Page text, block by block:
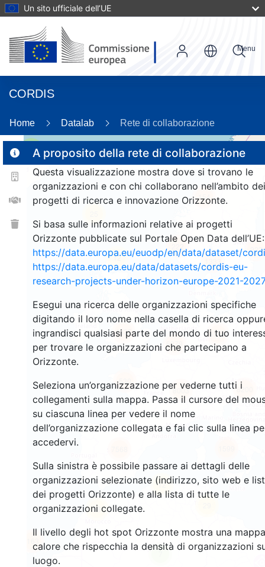
Un sito ufficiale dell’UE
CORDIS
Menu
Home Datalab Rete di collaborazione
A proposito della rete di collaborazione
Questa visualizzazione mostra dove si trovano le
organizzazioni e con chi collaborano nell’ambito dei
progetti di ricerca e innovazione Orizzonte.
Si basa sulle informazioni relative ai progetti
Orizzonte pubblicate sul Portale Open Data dell’UE:
https://data.europa.eu/euodp/en/data/dataset/
https://data.europa.eu/data/datasets/cordis-eu-
research-projects-under-horizon-europe-2021-2027
Esegui una ricerca delle organizzazioni specifiche
digitando il loro nome nella casella di ricerca
ingrandisci qualsiasi parte del mondo di tuo
per trovare le organizzazioni che partecipano a
Orizzonte.
Seleziona un’organizzazione per vederne tutti i
collegamenti sulla mappa. Passa il cursore del
su ciascuna linea per vedere il nome
dell’organizzazione collegata e fai clic sulla linea
accedervi.
Sulla sinistra è possibile passare ai dettagli delle
organizzazioni selezionate (indirizzo, sito web e
dei progetti Orizzonte) e alla lista di tutte le
organizzazioni collegate.
Il livello degli hot spot Orizzonte mostra una
calore che rispecchia la densità di organizzazioni
luogo.
222 922
154
1333
7
12
58
12
4835
8003
6979
8200
5511